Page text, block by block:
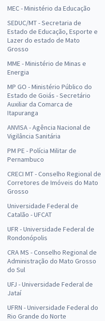
MEC - Ministério da Educação
SEDUC/MT - Secretaria de
Estado de Educação, Esporte e
Lazer do estado de Mato
Grosso
MME - Ministério de Minas e
Energia
MP GO - Ministério Público do
Estado de Goiás - Secretário
Auxiliar da Comarca de
Itapuranga
ANVISA - Agência Nacional de
Vigilância Sanitária
PM PE - Polícia Militar de
Pernambuco
CRECI MT - Conselho Regional de
Corretores de Imóveis do Mato
Grosso
Universidade Federal de
Catalão - UFCAT
UFR - Universidade Federal de
Rondonópolis
CRA MS - Conselho Regional de
Administração do Mato Grosso
do Sul
UFJ - Universidade Federal de
Jataí
UFRN - Universidade Federal do
Rio Grande do Norte